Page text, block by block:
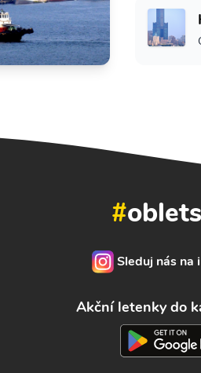
#
Sleduj nás na
Akční letenky do